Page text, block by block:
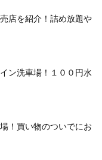
店を紹介！詰め放題や
ン洗車場！１００円水
！買い物のついでにお